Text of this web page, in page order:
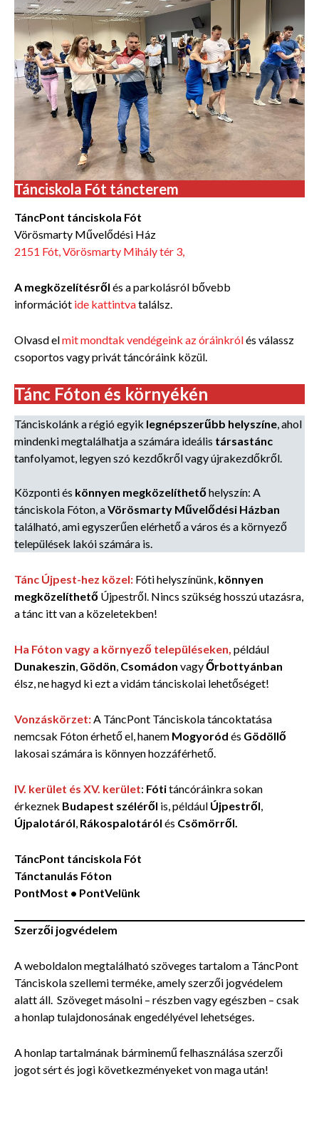
Tánciskola Fót táncterem
TáncPont tánciskola Fót
Vörösmarty Művelődési Ház
2151 Fót, Vörösmarty Mihály tér 3,
A megközelítésről és aparkolásról bővebb
információt ide kattintvatalálsz.
Olvasd elmit mondtak vendégeink az óráinkrólés válassz
csoportos vagy privát táncóráink közül.
Tánc Fóton és környékén
Tánciskolánk a régió egyik legnépszerűbb helyszíne, ahol
mindenki megtalálhatja a számára ideális társastánc
tanfolyamot, legyen szó kezdőkről vagy újrakezdőkről.
Központi és könnyen megközelíthetőhelyszín: A
tánciskola Fóton, aVörösmarty Művelődési Házban
található, ami egyszerűen elérhető a város és a környező
települések lakói számára is.
Tánc Újpest-hez közel: Fóti helyszínünk, könnyen
megközelíthető Újpestről. Nincs szükség hosszú utazásra,
a tánc itt van a közeletekben!
Ha Fóton vagy a környező településeken, például
Dunakeszin, Gödön, Csomádon vagyŐrbottyánban
élsz, ne hagyd ki ezt a vidám tánciskolai lehetőséget!
Vonzáskörzet:A TáncPont Tánciskola táncoktatása
nemcsak Fóton érhető el, hanem Mogyoród és Gödöllő
lakosai számára is könnyen hozzáférhető.
IV. kerület és XV. kerület: Fótitáncóráinkra sokan
érkeznek Budapest széléről is, például Újpestről,
Újpalotáról, Rákospalotáról és Csömörről.
TáncPont tánciskola Fót
Tánctanulás Fóton
PontMost • PontVelünk
Szerzői jogvédelem
A weboldalon megtalálható szöveges tartalom a TáncPont
Tánciskola szellemi terméke, amely szerzői jogvédelem
alatt áll. Szöveget másolni – részben vagy egészben – csak
a honlap tulajdonosának engedélyével lehetséges.
A honlap tartalmának bárminemű felhasználása szerzői
jogot sért és jogi következményeket von maga után!